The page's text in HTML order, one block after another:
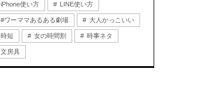
iPhone使い方 LINE使い方
#ワーママあるある劇場 大人かっこいい
時短 女の時間割 時事ネタ
文房具